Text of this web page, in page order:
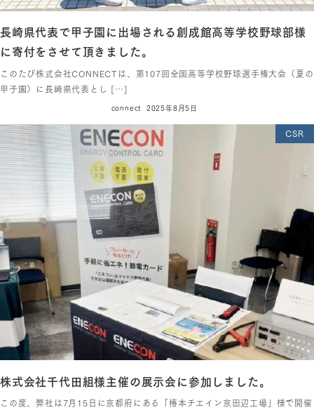
長崎県代表で甲子園に出場される創成館高等学校野球部様
に寄付をさせて頂きました。
このたび株式会社CONNECTは、第107回全国高等学校野球選手権大会（夏の
甲子園）に長崎県代表とし […]
connect 2025年8月5日
CSR
株式会社千代田組様主催の展示会に参加しました。
この度、弊社は7月15日に京都府にある「椿本チエイン京田辺工場」様で開催